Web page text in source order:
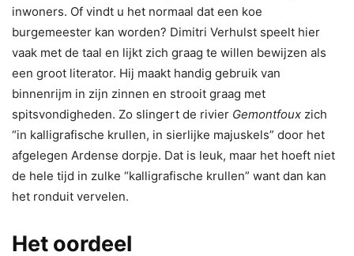
inwoners. Of vindt u het normaal dat een koe
burgemeester kan worden? Dimitri Verhulst speelt hier
vaak met de taal en lijkt zich graag te willen bewijzen als
een groot literator. Hij maakt handig gebruik van
binnenrijm in zijn zinnen en strooit graag met
spitsvondigheden. Zo slingert de rivier Gemontfoux zich
“in kalligrafische krullen, in sierlijke majuskels” door het
afgelegen Ardense dorpje. Dat is leuk, maar het hoeft niet
de hele tijd in zulke “kalligrafische krullen” want dan kan
het ronduit vervelen.
Het oordeel